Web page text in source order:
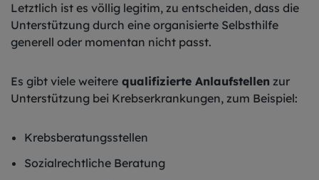
Letztlich ist es völlig legitim, zu entscheiden, dass die
Unterstützung durch eine organisierte Selbsthilfe
generell oder momentan nicht passt.
Es gibt viele weitere qualifizierte Anlaufstellen zur
Unterstützung bei Krebserkrankungen, zum Beispiel:
Krebsberatungsstellen
Sozialrechtliche Beratung